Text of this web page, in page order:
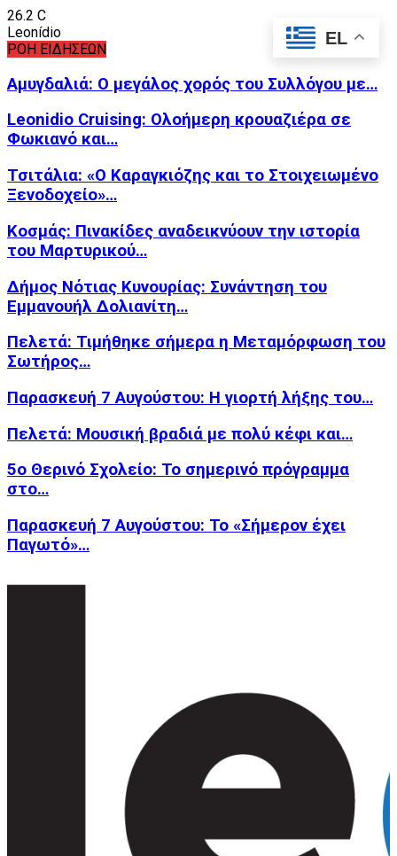
26.2 C
Leonídio
ΡΟΗ ΕΙΔΗΣΕΩΝ
Αμυγδαλιά: Ο μεγάλος χορός του Συλλόγου με…
Leonidio Cruising: Ολοήμερη κρουαζιέρα σε
Φωκιανό και…
Τσιτάλια: «Ο Καραγκιόζης και το Στοιχειωμένο
Ξενοδοχείο»…
Κοσμάς: Πινακίδες αναδεικνύουν την ιστορία
του Μαρτυρικού…
Δήμος Νότιας Κυνουρίας: Συνάντηση του
Εμμανουήλ Δολιανίτη…
Πελετά: Τιμήθηκε σήμερα η Μεταμόρφωση του
Σωτήρος…
Παρασκευή 7 Αυγούστου: Η γιορτή λήξης του…
Πελετά: Μουσική βραδιά με πολύ κέφι και…
5ο Θερινό Σχολείο: Το σημερινό πρόγραμμα
στο…
Παρασκευή 7 Αυγούστου: Το «Σήμερον έχει
Παγωτό»…
EL